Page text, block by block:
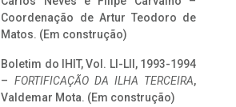
Coordenação de Artur Teodoro de
Matos. (Em construção)
Boletim do IHIT, Vol. LI-LII, 1993-1994
– FORTIFICAÇÃO DA ILHA TERCEIRA,
Valdemar Mota. (Em construção)